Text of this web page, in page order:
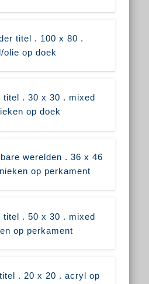
titel . 100 x 80 .
olie op doek
titel . 30 x 30 . mixed
op doek
werelden . 36 x 46
op perkament
titel . 50 x 30 . mixed
op perkament
. 20 x 20 . acryl op